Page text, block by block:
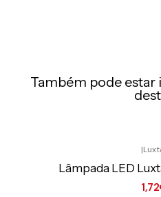
Também pode estar
|
Lâmpada LED